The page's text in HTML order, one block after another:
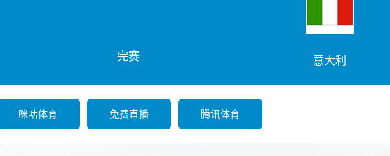
完赛 意大利
咪咕体育 免费直播 腾讯体育